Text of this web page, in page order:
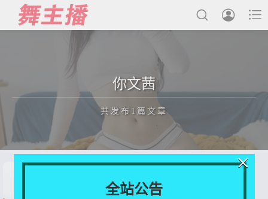



国内主播
主播合集
你文茜
共发布1篇文章
正在为您加载新内容
全站公告
×